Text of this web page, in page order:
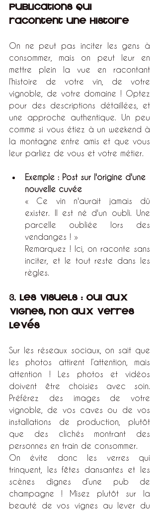
publications qui
racontent une histoire
On ne peut pas inciter les gens à
consommer, mais on peut leur en
mettre plein la vue en racontant
l’histoire de votre vin, de votre
vignoble, de votre domaine ! Optez
pour des descriptions détaillées, et
une approche authentique. Un peu
comme si vous étiez à un weekend à
la montagne entre amis et que vous
leur parliez de vous et votre métier.
Exemple : Post sur l'origine d'une
nouvelle cuvée
« Ce vin n'aurait jamais dû
exister. Il est né d'un oubli. Une
parcelle oubliée lors des
vendanges ! »
Remarquez ! Ici, on raconte sans
inciter, et le tout reste dans les
règles.
3. Les visuels : oui aux
vignes, non aux verres
levés
Sur les réseaux sociaux, on sait que
les photos attirent l’attention, mais
attention ! Les photos et vidéos
doivent être choisies avec soin.
Préférez des images de votre
vignoble, de vos caves ou de vos
installations de production, plutôt
que des clichés montrant des
personnes en train de consommer.
On évite donc les verres qui
trinquent, les fêtes dansantes et les
scènes dignes d’une pub de
champagne ! Misez plutôt sur la
beauté de vos vignes au lever du